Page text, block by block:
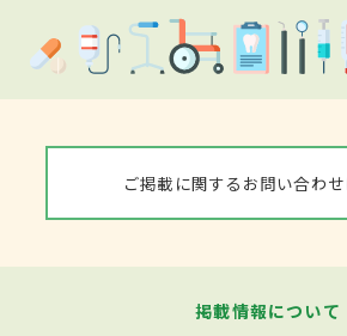
ご掲載に関するお問い合わ
掲載情報について